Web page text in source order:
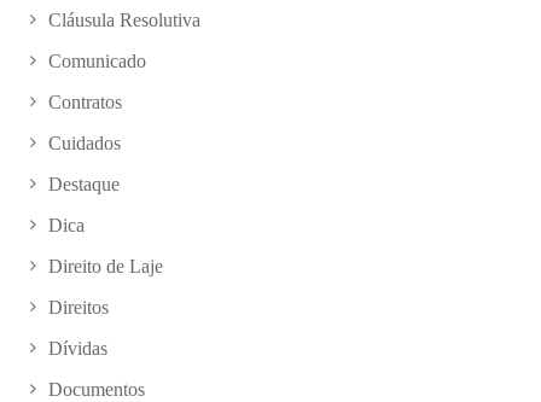
Cláusula Resolutiva
Comunicado
Contratos
Cuidados
Destaque
Dica
Direito de Laje
Direitos
Dívidas
Documentos